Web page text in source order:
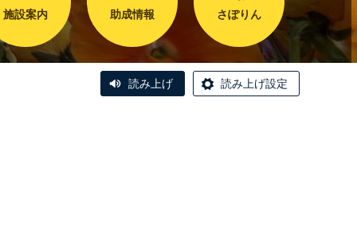
施設案内 助成情報 さぽりん
読み上げ 読み上げ設定